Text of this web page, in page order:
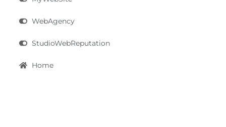
WebAgency
StudioWebReputation
Home